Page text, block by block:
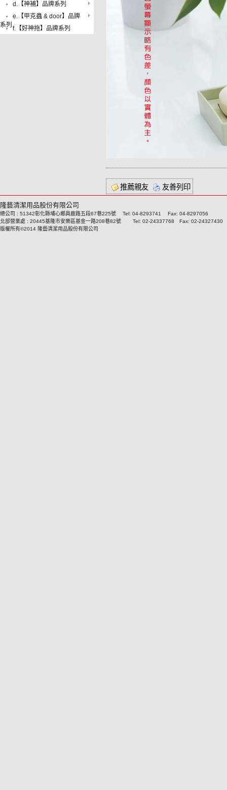
d.【神補】品牌系列
e.【甲克蟲 & door】品牌
系列 f.【好神拖】品牌系列
推薦親友 友善列印
隆藝清潔用品股份有限公司
總公司 : 51342彰化縣埔心鄉員鹿路五段67巷225號 Tel: 04-8293741 Fax: 04-8297056
北部營業處 : 20445基隆市安樂區基金一路208巷82號 Tel: 02-24337768 Fax: 02-24327430
版權所有©2014 隆藝清潔用品股份有限公司